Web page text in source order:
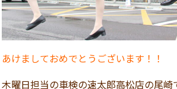
あけましておめでとうございます！！
木曜日担当の車検の速太郎高松店の尾崎